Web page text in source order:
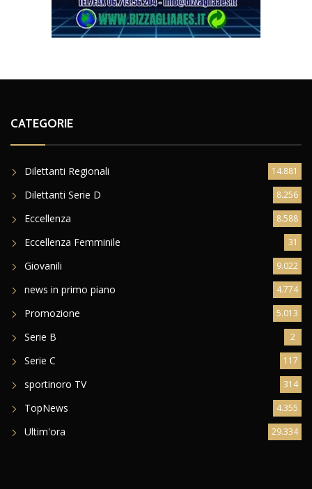
CATEGORIE
Dilettanti Regionali 14.881
Dilettanti Serie D 8.256
Eccellenza 8.588
Eccellenza Femminile 31
Giovanili 9.022
news in primo piano 4.774
Promozione 5.013
Serie B 2
Serie C 117
sportinoro TV 314
TopNews 4.355
Ultim'ora 29.334